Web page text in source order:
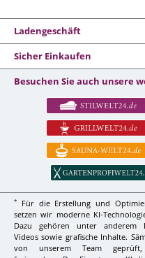
Ladengeschäft
Sicher Einkaufen
Besuchen Sie auch unsere
*
Für die Erstellung und
setzen wir moderne KI-
Dazu gehören unter anderem
Videos sowie grafische Inhalte.
von unserem Team